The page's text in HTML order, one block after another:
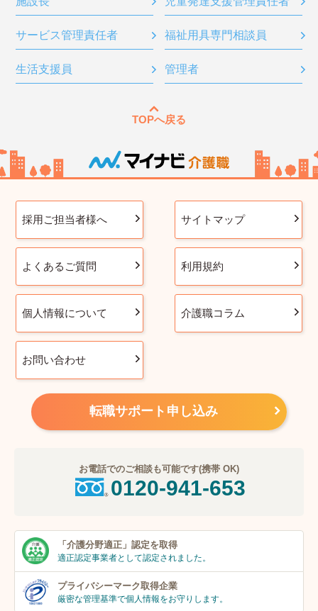
サービス管理責任者 福祉用具専門相談員
生活支援員 管理者
TOPへ戻る
採用ご担当者様へ サイトマップ
よくあるご質問 利用規約
個人情報について 介護職コラム
お問い合わせ
転職サポート申し込み
お電話でのご相談も可能です(携帯 OK)
0120-941-653
「介護分野適正」 認定を取得
適正認定事業者として認定されました。
プライバシーマーク取得企業
厳密な管理基準で個人情報をお守りします。